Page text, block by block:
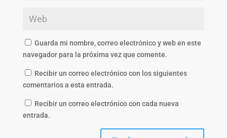
Guarda mi nombre, correo electrónico y web en este
navegador para la próxima vez que comente.
Recibir un correo electrónico con los siguientes
comentarios a esta entrada.
Recibir un correo electrónico con cada nueva
entrada.